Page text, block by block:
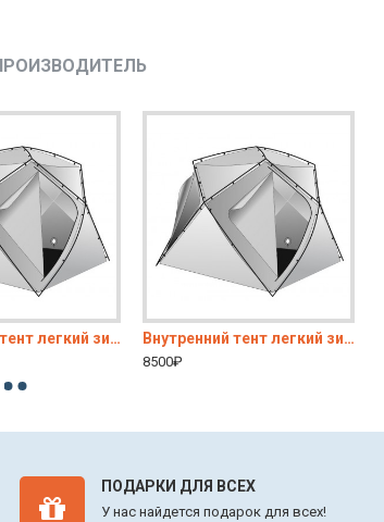
Внутренний тент легкий зимний ЛОТОС Куб 3 180х210х210 Внутренний тент легкий зимний ЛОТОС Куб 4 188х260х210
8500₽
ПОДАРКИ ДЛЯ ВСЕХ
У нас найдется подарок для всех!